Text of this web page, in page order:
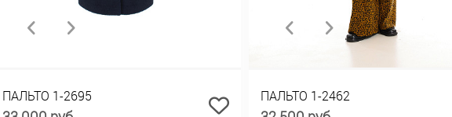
ПАЛЬТО 1-2695 ПАЛЬТО 1-2462